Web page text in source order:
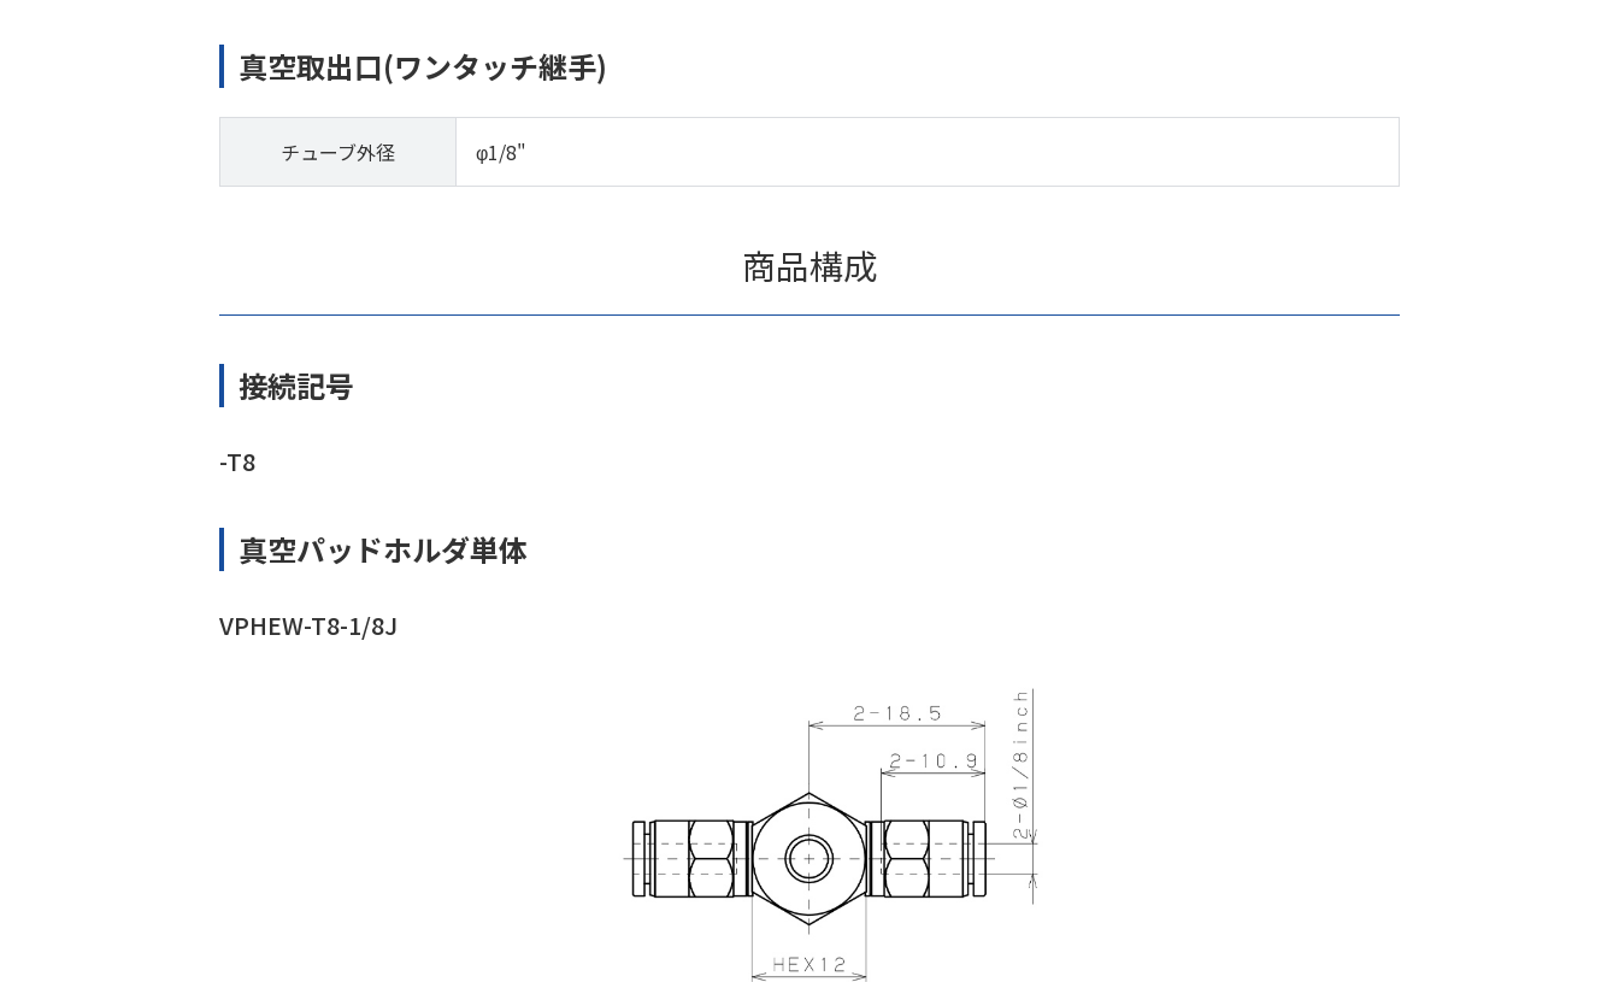
真空取出口(ワンタッチ継手)
チューブ外径 φ1/8"
商品構成
接続記号
-T8
真空パッドホルダ単体
VPHEW-T8-1/8J